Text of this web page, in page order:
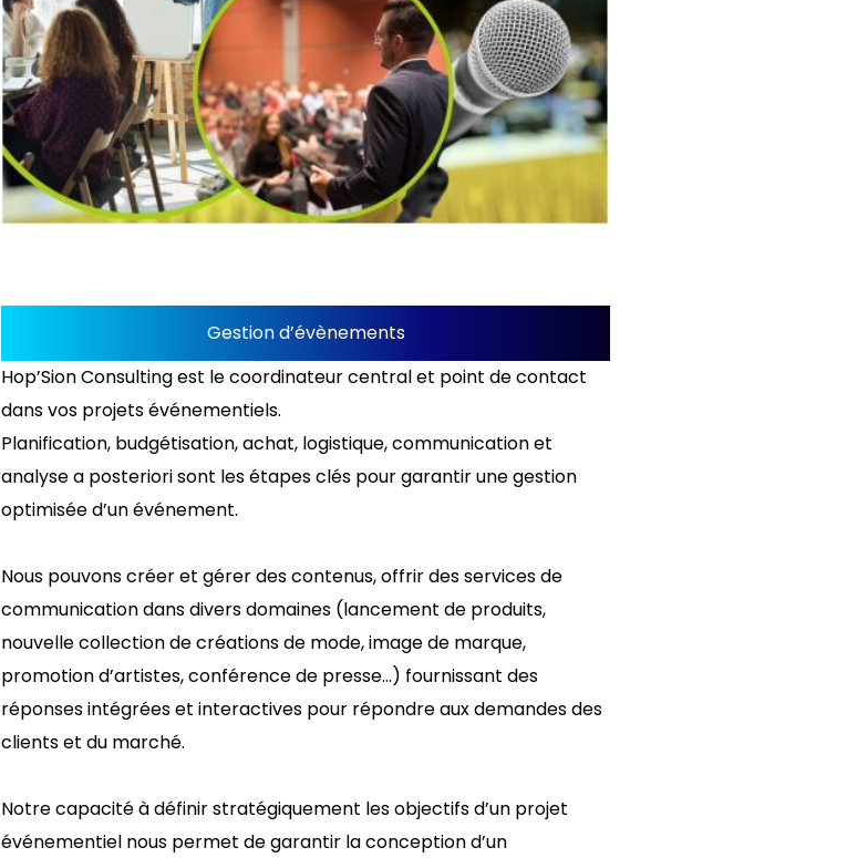
Gestion d’évènements
Hop’Sion Consulting est le coordinateur central et point de contact
dans vos projets événementiels.
Planification, budgétisation, achat, logistique, communication et
analyse a posteriori sont les étapes clés pour garantir une gestion
optimisée d’un événement.
Nous pouvons créer et gérer des contenus, offrir des services de
communication dans divers domaines (lancement de produits,
nouvelle collection de créations de mode, image de marque,
promotion d’artistes, conférence de presse…) fournissant des
réponses intégrées et interactives pour répondre aux demandes des
clients et du marché.
Notre capacité à définir stratégiquement les objectifs d’un projet
événementiel nous permet de garantir la conception d’un